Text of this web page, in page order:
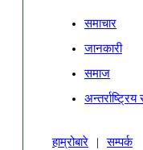
समाचार
जानकारी
समाज
अन्तर्राष्ट्रिय
हाम्रोबारे |
सम्पर्क